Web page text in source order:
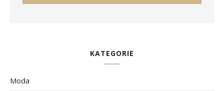
KATEGORIE
Moda